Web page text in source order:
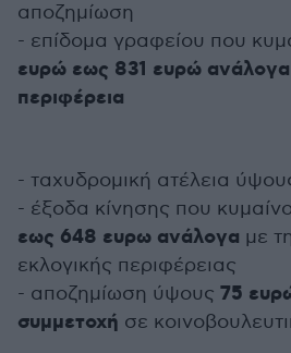
αποζημίωση
- επίδομα γραφείου που
ευρώ εως 831 ευρώ ανάλογα
περιφέρεια
- ταχυδρομική ατέλεια
- έξοδα κίνησης που
εως 648 ευρω ανάλογα με
εκλογικής περιφέρειας
- αποζημίωση ύψους 75
συμμετοχή σε